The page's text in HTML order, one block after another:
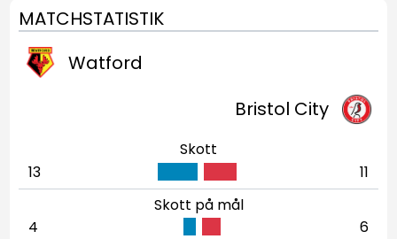
MATCHSTATISTIK
Watford
Bristol City
Skott
13
11
Skott på mål
4
6